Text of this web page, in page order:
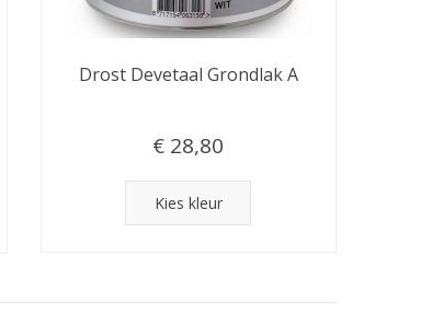
Drost Devetaal Grondlak A
€ 28,80
Kies kleur